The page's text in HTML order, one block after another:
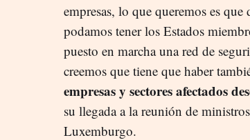
empresas, lo que queremos es
podamos tener los Estados
puesto en marcha una red de
creemos que tiene que haber
empresas y sectores afectados
su llegada a la reunión de
Luxemburgo.